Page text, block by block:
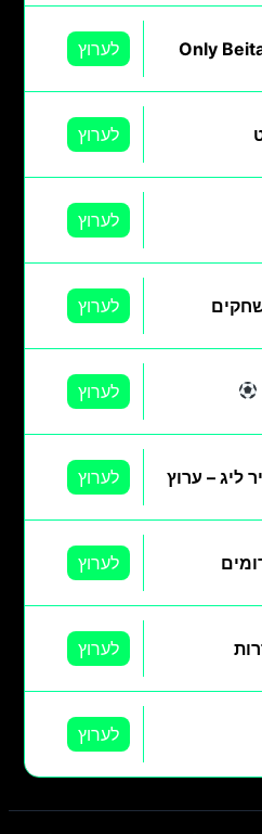
לערוץ
לערוץ
לערוץ
לערוץ
לערוץ
ליג – ערוץ לערוץ
לערוץ
לערוץ
לערוץ